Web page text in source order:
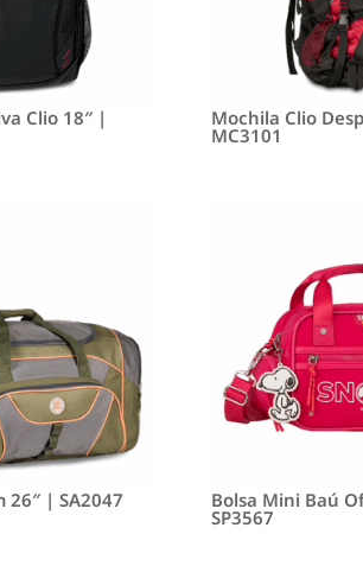
Clio 18″ | Mochila Clio
MC3101
26″ | SA2047 Bolsa Mini Baú
SP3567